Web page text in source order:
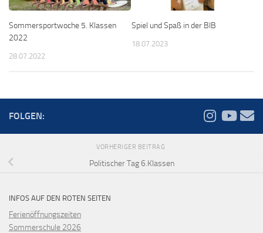
Sommersportwoche 5. Klassen
2022
28.07.2022
Spiel und Spaß in der BIB
18.07.2023
FOLGEN:
VORHERIGER BEITRAG
Politischer Tag 6.Klassen
INFOS AUF DEN ROTEN SEITEN
Ferienöffnungszeiten
Sommerschule 2026